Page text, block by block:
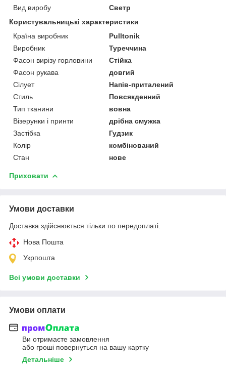
Вид виробу
Светр
Користувальницькі характеристики
Країна виробник
Pulltonik
Виробник
Туреччина
Фасон вирізу горловини
Стійка
Фасон рукава
довгий
Сілует
Напів-приталений
Стиль
Повсякденний
Тип тканини
вовна
Візерунки і принти
дрібна смужка
Застібка
Гудзик
Колір
комбінований
Стан
нове
Приховати
Умови доставки
Доставка здійснюється тільки по передоплаті.
Нова Пошта
Укрпошта
Всі умови доставки
Умови оплати
Ви отримаєте замовлення
або гроші повернуться на вашу картку
Детальніше